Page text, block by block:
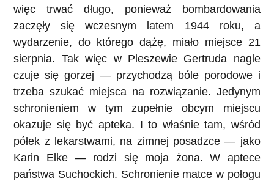
więc trwać długo, ponieważ bombardowania
zaczęły się wczesnym latem 1944 roku, a
wydarzenie, do którego dążę, miało miejsce 21
sierpnia. Tak więc w Pleszewie Gertruda nagle
czuje się gorzej — przychodzą bóle porodowe i
trzeba szukać miejsca na rozwiązanie. Jedynym
schronieniem w tym zupełnie obcym miejscu
okazuje się być apteka. I to właśnie tam, wśród
półek z lekarstwami, na zimnej posadzce — jako
Karin Elke — rodzi się moja żona. W aptece
państwa Suchockich. Schronienie matce w połogu